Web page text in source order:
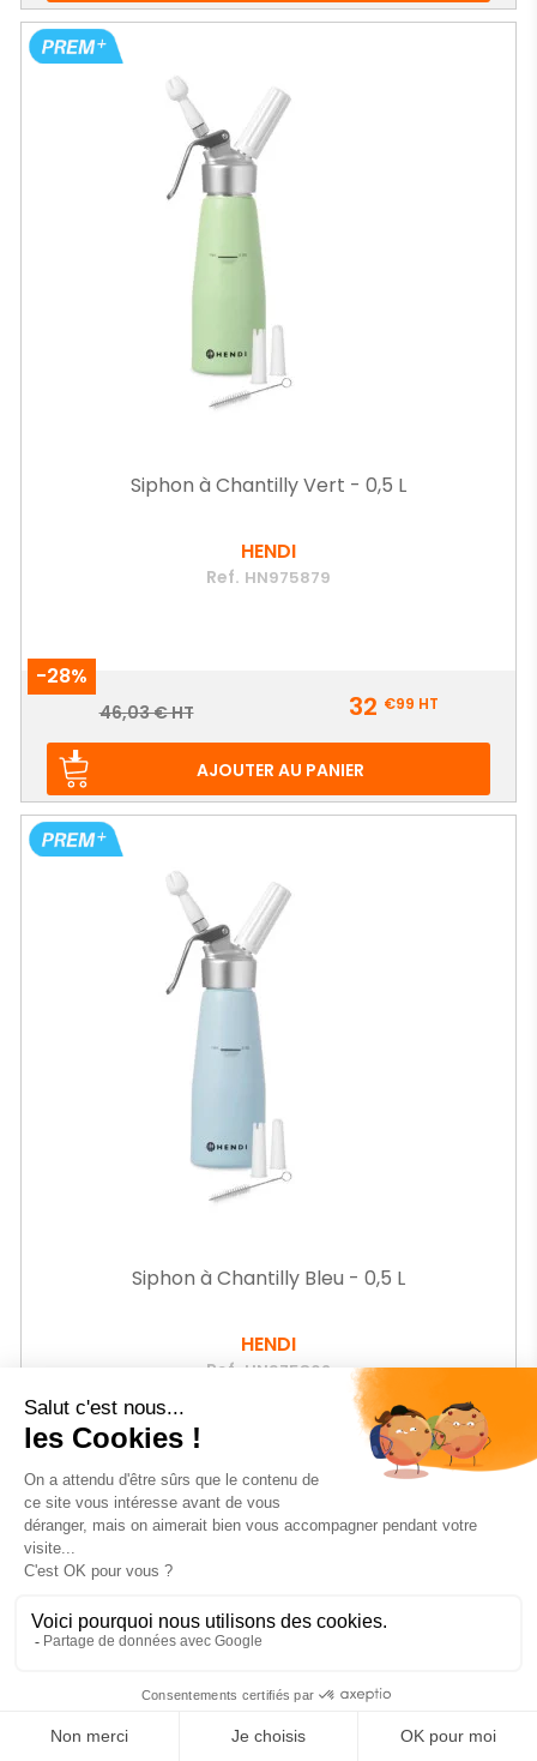
Siphon à Chantilly Vert - 0,5 L
HENDI
Ref. HN975879
-28%
Prix
Prix
46,03 € HT 32 €99 HT
AJOUTER AU PANIER
Siphon à Chantilly Bleu - 0,5 L
HENDI
Ref. HN975862
-28%
Prix
Prix
de
46,03 € HT